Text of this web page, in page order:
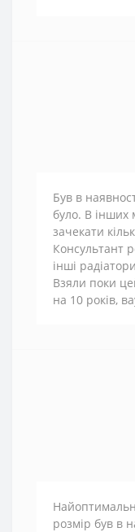
Був в
було. В інших
зачекати
Консультант
інші
Взяли поки
на 10 років,
розмір був в